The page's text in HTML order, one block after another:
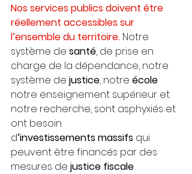
Nos services publics doivent être
réellement accessibles sur
l’ensemble du territoire. Notre
système de santé, de prise en
charge de la dépendance, notre
système de justice, notre école
notre enseignement supérieur et
notre recherche, sont asphyxiés et
ont besoin
d’investissements massifs qui
peuvent être financés par des
mesures de justice fiscale.